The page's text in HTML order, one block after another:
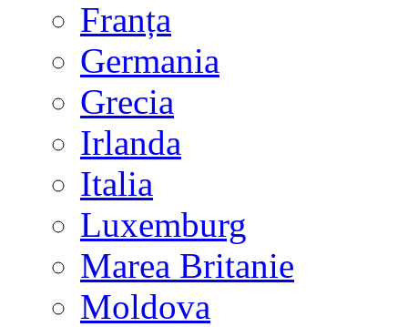
Franța
Germania
Grecia
Irlanda
Italia
Luxemburg
Marea Britanie
Moldova